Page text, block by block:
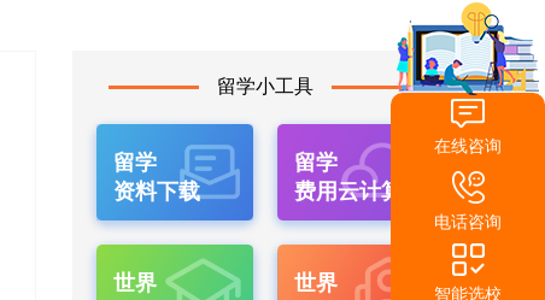
留学小工具
留学
资料下载
留学
费用云计算
世界
世界
在线咨询
电话咨询
智能选校